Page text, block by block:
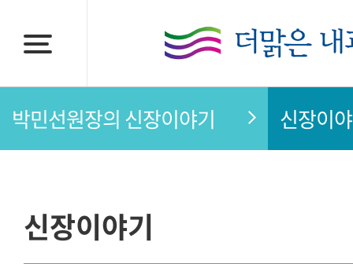
박민선원장의 신장이야기 신장이
신장이야기